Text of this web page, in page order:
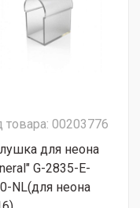
товара: 00203776
для неона
G-2835-E-
NL(для неона